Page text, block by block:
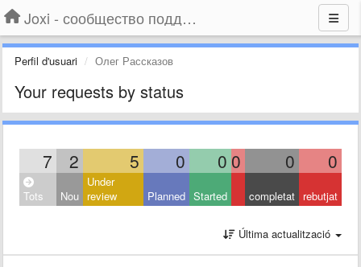
Joxi - сообщество поддержки
Perfil d'usuari Олег Рассказов
Your requests by status
7 2 5 0 0 0 0 0
Tots Nou
Under
review
Planned Started completat rebutjat
Última actualització